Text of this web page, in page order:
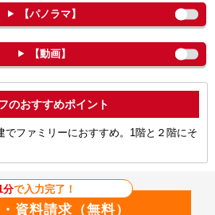
【パノラマ】
【動画】
ポイント
でファミリーにおすすめ。1階と２階にそ
分で入力完了！